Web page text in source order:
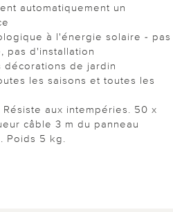
automatiquement un
à l'énergie solaire - pas
pas d'installation
décorations de jardin
les saisons et toutes les
aux intempéries. 50 x
câble 3 m du panneau
Poids 5 kg.